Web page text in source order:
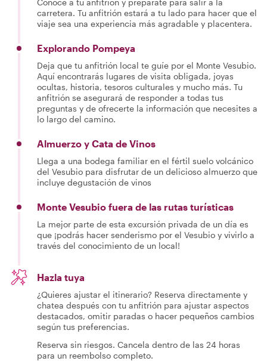
Conoce a tu anfitrión y prepárate para salir a la
carretera. Tu anfitrión estará a tu lado para hacer que el
viaje sea una experiencia más agradable y placentera.
Explorando Pompeya
Deja que tu anfitrión local te guíe por el Monte Vesubio.
Aquí encontrarás lugares de visita obligada, joyas
ocultas, historia, tesoros culturales y mucho más. Tu
anfitrión se asegurará de responder a todas tus
preguntas y de ofrecerte la información que necesites a
lo largo del camino.
Almuerzo y Cata de Vinos
Llega a una bodega familiar en el fértil suelo volcánico
del Vesubio para disfrutar de un delicioso almuerzo que
incluye degustación de vinos
Monte Vesubio fuera de las rutas turísticas
La mejor parte de esta excursión privada de un día es
que ¡podrás hacer senderismo por el Vesubio y vivirlo a
través del conocimiento de un local!
Hazla tuya
¿Quieres ajustar el itinerario? Reserva directamente y
chatea después con tu anfitrión para ajustar aspectos
destacados, omitir paradas o hacer pequeños cambios
según tus preferencias.
Reserva sin riesgos. Cancela dentro de las 24 horas
para un reembolso completo.